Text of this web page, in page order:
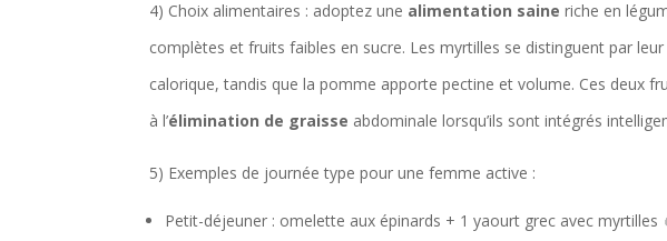
4) Choix alimentaires : adoptez une alimentation saine riche en
complètes et fruits faibles en sucre. Les myrtilles se distinguent par
calorique, tandis que la pomme apporte pectine et volume. Ces deux
à l’élimination de graisse abdominale lorsqu’ils sont intégrés
5) Exemples de journée type pour une femme active :
Petit-déjeuner : omelette aux épinards + 1 yaourt grec avec myrtilles